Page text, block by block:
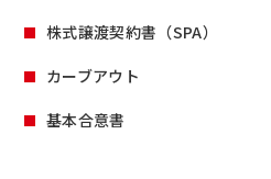
株式譲渡契約書（SPA）
カーブアウト
基本合意書